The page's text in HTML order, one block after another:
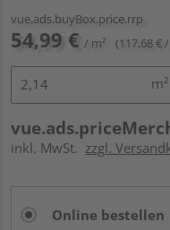
vue.ads.buyBox.price.rrp
54,99 € / m² (117,68 €
m²
inkl. MwSt. zzgl.
Online bestellen